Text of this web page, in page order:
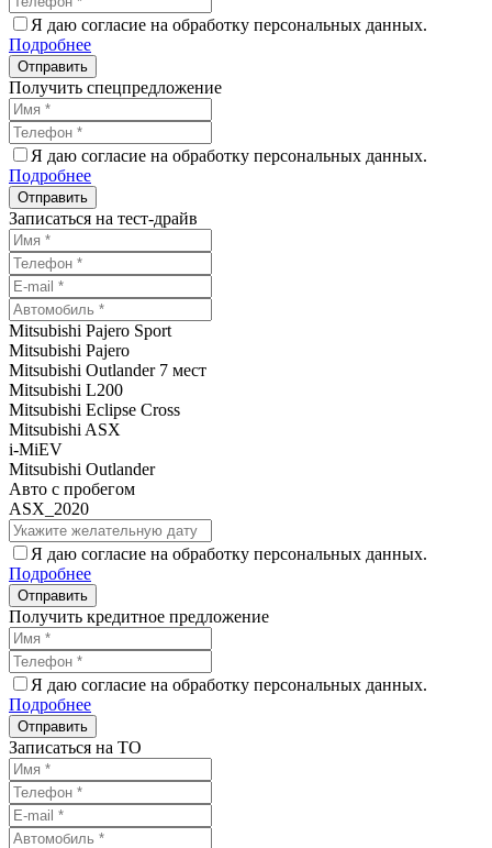
Я даю согласие на обработку персональных данных.
Подробнее
Получить спецпредложение
Я даю согласие на обработку персональных данных.
Подробнее
Записаться на тест-драйв
Mitsubishi Pajero Sport
Mitsubishi Pajero
Mitsubishi Outlander 7 мест
Mitsubishi L200
Mitsubishi Eclipse Cross
Mitsubishi ASX
i-MiEV
Mitsubishi Outlander
Авто с пробегом
ASX_2020
Я даю согласие на обработку персональных данных.
Подробнее
Получить кредитное предложение
Я даю согласие на обработку персональных данных.
Подробнее
Записаться на ТО